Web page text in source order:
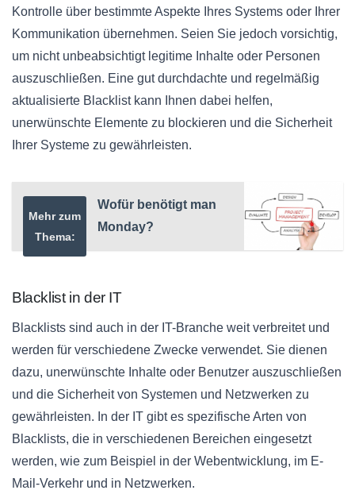
Kontrolle über bestimmte Aspekte Ihres Systems oder Ihrer
Kommunikation übernehmen. Seien Sie jedoch vorsichtig,
um nicht unbeabsichtigt legitime Inhalte oder Personen
auszuschließen. Eine gut durchdachte und regelmäßig
aktualisierte Blacklist kann Ihnen dabei helfen,
unerwünschte Elemente zu blockieren und die Sicherheit
Ihrer Systeme zu gewährleisten.
Mehr zum
Thema:
Wofür benötigt man
Monday?
Blacklist in der IT
Blacklists sind auch in der IT-Branche weit verbreitet und
werden für verschiedene Zwecke verwendet. Sie dienen
dazu, unerwünschte Inhalte oder Benutzer auszuschließen
und die Sicherheit von Systemen und Netzwerken zu
gewährleisten. In der IT gibt es spezifische Arten von
Blacklists, die in verschiedenen Bereichen eingesetzt
werden, wie zum Beispiel in der Webentwicklung, im E-
Mail-Verkehr und in Netzwerken.